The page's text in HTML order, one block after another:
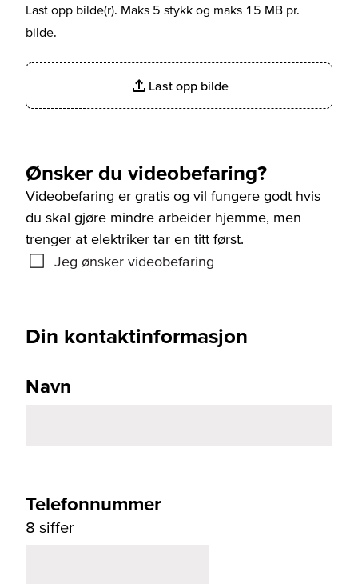
Last opp bilde(r). Maks 5 stykk og maks 15 MB pr.
bilde.
Last opp bilde
Ønsker du videobefaring?
Videobefaring er gratis og vil fungere godt hvis
du skal gjøre mindre arbeider hjemme, men
trenger at elektriker tar en titt først.
Jeg ønsker videobefaring
Din kontaktinformasjon
Navn
Telefonnummer
8 siffer